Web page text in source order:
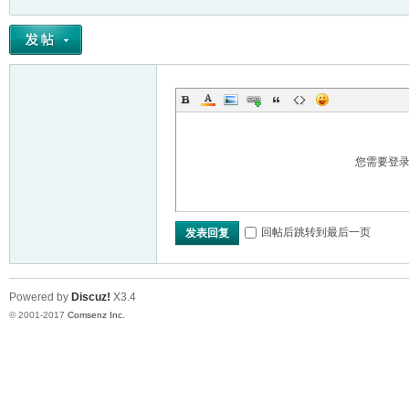
您需要登
发表回复 回帖后跳转到最后一页
Powered by Discuz! X3.4
© 2001-2017 Comsenz Inc.